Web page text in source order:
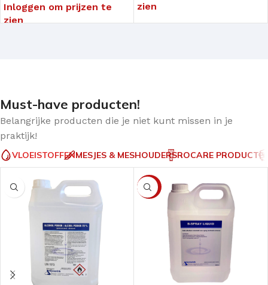
Inloggen om prijzen te
zien
zien
Must-have producten!
Belangrijke producten die je niet kunt missen in je
praktijk!
VLOEISTOFFENMESJES & MESHOUDERSROCARE
-12%